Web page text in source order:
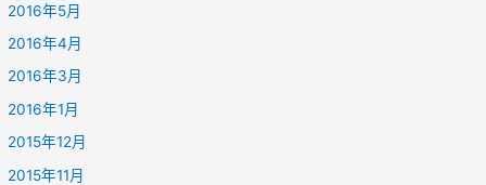
2016年5月
2016年4月
2016年3月
2016年1月
2015年12月
2015年11月